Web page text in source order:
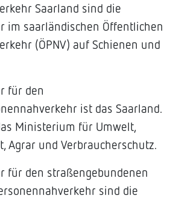
Saarland sind die
im saarländischen Öffentlichen
(ÖPNV) auf Schienen und
für den
ist das Saarland.
Ministerium für Umwelt,
Agrar und Verbraucherschutz.
für den straßengebundenen
sind die